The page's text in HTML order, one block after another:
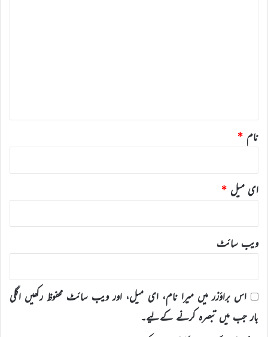
نام *
ای میل *
ویب‌ سائٹ
اس براؤزر میں میرا نام، ای میل، اور ویب سائٹ محفوظ رکھیں اگلی
بار جب میں تبصرہ کرنے کےلیے۔